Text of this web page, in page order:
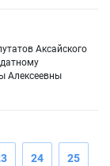
Аксайского
Алексеевны
24 25